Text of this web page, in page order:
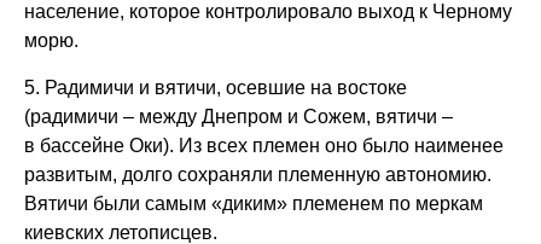
население, которое контролировало выход к Черному
морю.
5. Радимичи и вятичи, осевшие на востоке
(радимичи – между Днепром и Сожем, вятичи –
в бассейне Оки). Из всех племен оно было наименее
развитым, долго сохраняли племенную автономию.
Вятичи были самым «диким» племенем по меркам
киевских летописцев.